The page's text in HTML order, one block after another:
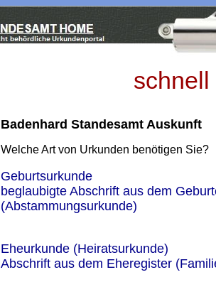
Badenhard Standesamt Auskunft
Welche Art von Urkunden benötigen Sie?
Geburtsurkunde
beglaubigte Abschrift aus dem
(Abstammungsurkunde)
Eheurkunde (Heiratsurkunde)
Abschrift aus dem Eheregister